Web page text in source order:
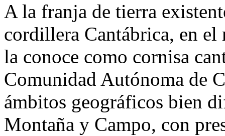
A la franja de tierra
cordillera Cantábrica, en el
la conoce como cornisa
Comunidad Autónoma de
ámbitos geográficos bien
Montaña y Campo, con